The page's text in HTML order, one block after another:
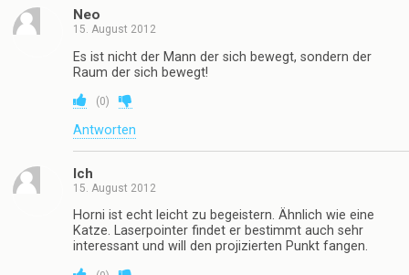
Neo
15. August 2012
Es ist nicht der Mann der sich bewegt, sondern der
Raum der sich bewegt!
(0)
Antworten
Ich
15. August 2012
Horni ist echt leicht zu begeistern. Ähnlich wie eine
Katze. Laserpointer findet er bestimmt auch sehr
interessant und will den projizierten Punkt fangen.